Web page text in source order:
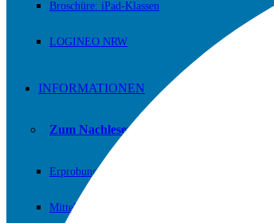
Broschüre: iPad-Klassen
LOGINEO NRW
INFORMATIONEN
Zum Nachlesen und/oder Downloaden.
Erprobungsstufe
Mittelstufe